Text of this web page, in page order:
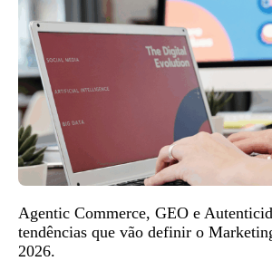
Agentic Commerce, GEO e
tendências que vão definir o
2026.